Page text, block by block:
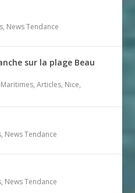
, News Tendance
sur la plage Beau
,Articles, Nice,
, News Tendance
, News Tendance